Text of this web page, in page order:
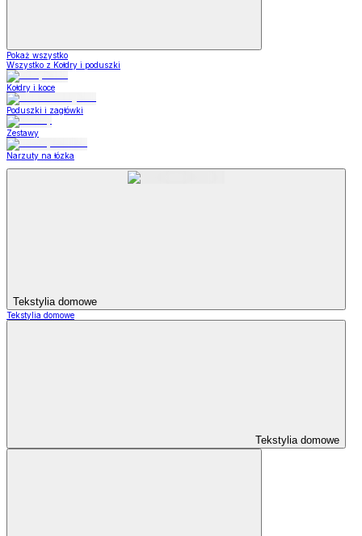
Pokaż wszystko
Wszystko z Kołdry i poduszki
Kołdry i koce
Poduszki i zagłówki
Zestawy
Narzuty na łózka
Tekstylia domowe
Tekstylia domowe
Tekstylia domowe